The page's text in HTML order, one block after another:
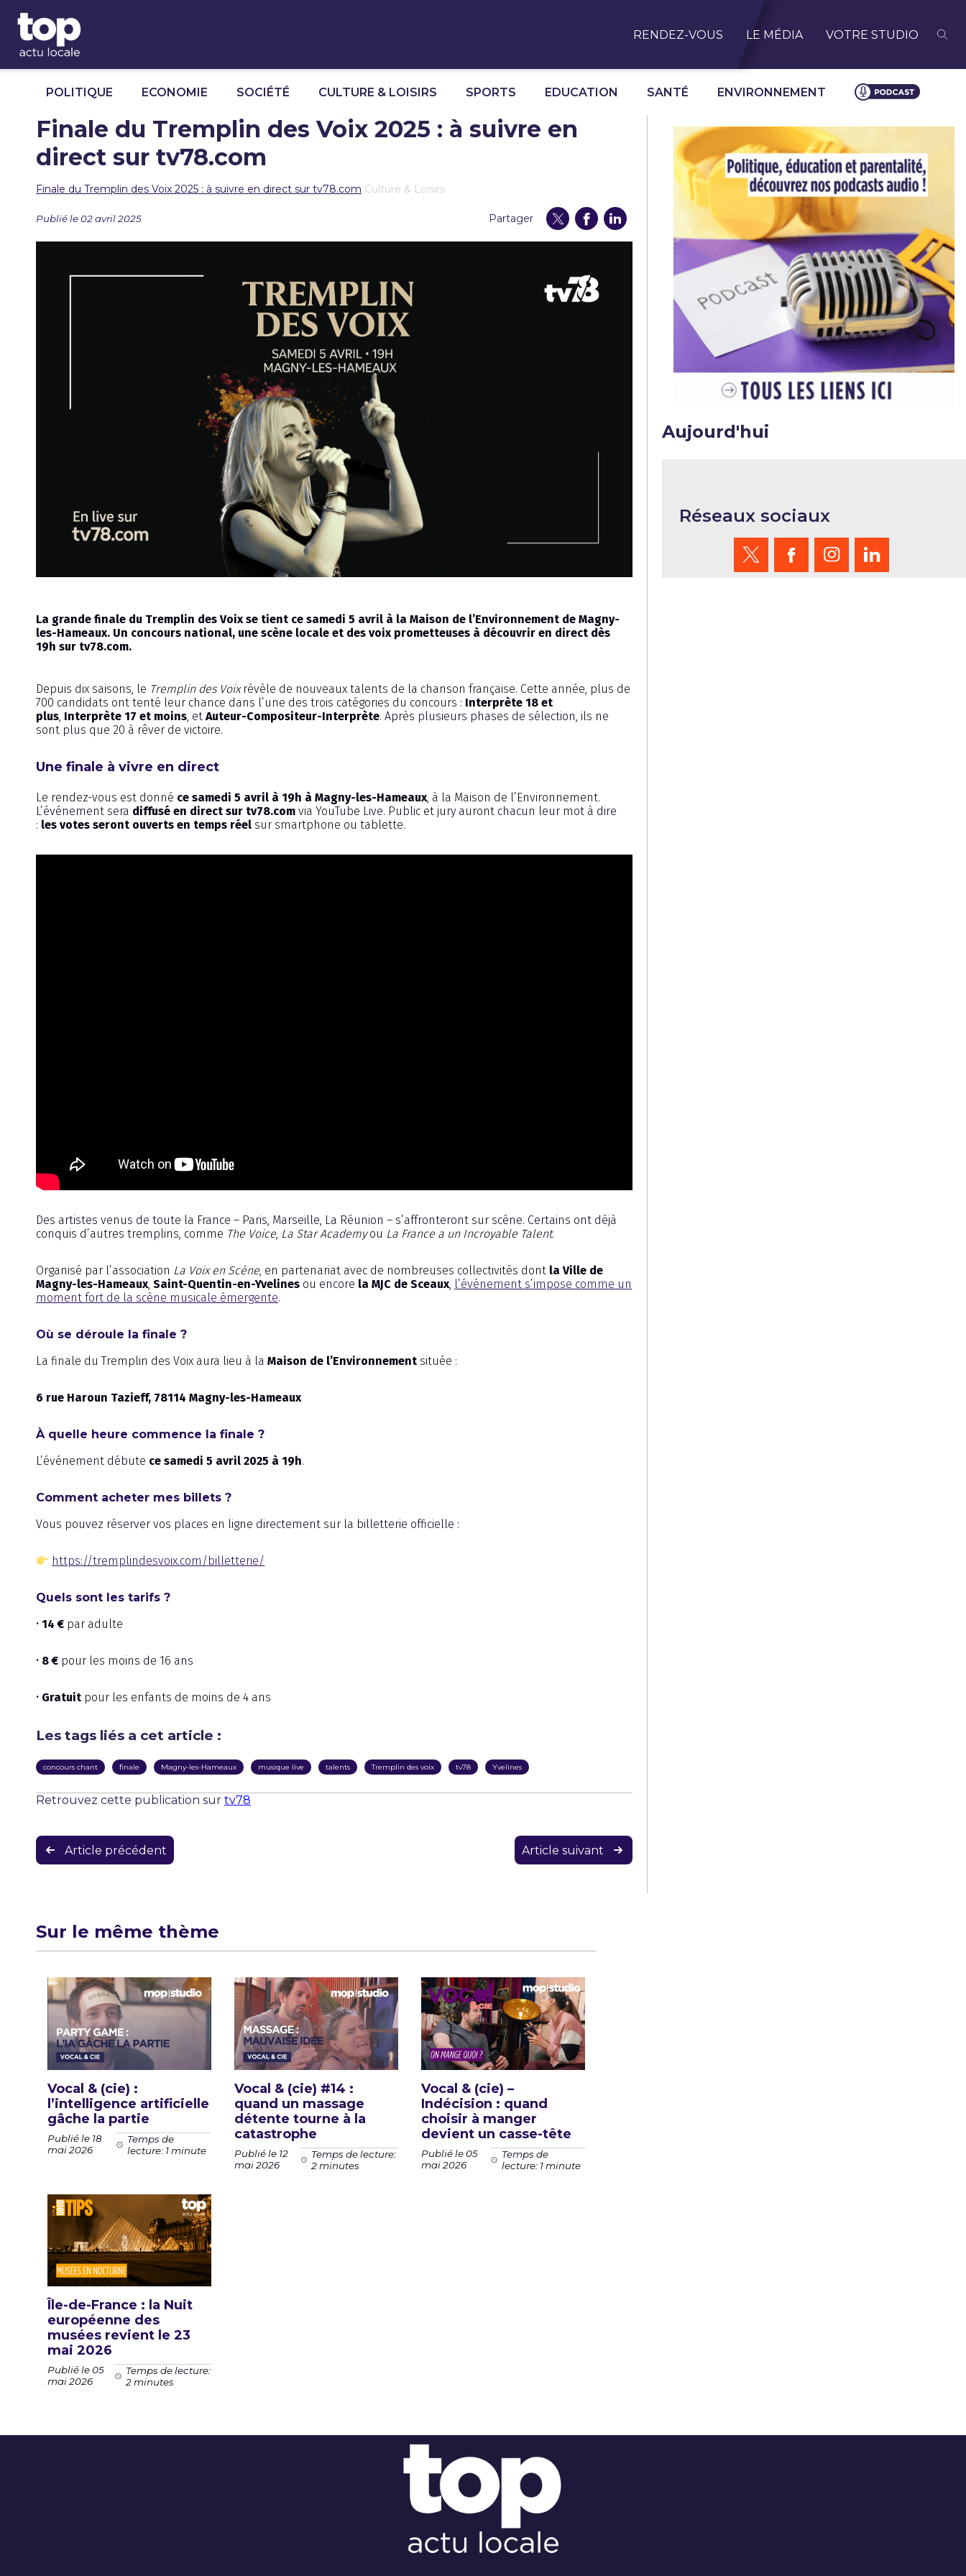
RENDEZ-VOUS LE MÉDIA VOTRE STUDIO
POLITIQUE ECONOMIE SOCIÉTÉ CULTURE & LOISIRS SPORTS EDUCATION SANTÉ ENVIRONNEMENT
Finale du Tremplin des Voix 2025 : à suivre en
direct sur tv78.com
Finale du Tremplin des Voix 2025 : à suivre en direct sur tv78.com Culture & Loisirs
Publié le 02 avril 2025 Partager
La grande finale du Tremplin des Voix se tient ce samedi 5 avril à la Maison de l’Environnement de Magny-
les-Hameaux. Un concours national, une scène locale et des voix prometteuses à découvrir en direct dès
19h sur tv78.com.
Depuis dix saisons, le Tremplin des Voixrévèle de nouveaux talents de la chanson française. Cette année, plus de
700 candidats ont tenté leur chance dans l’une des trois catégories du concours : Interprète 18 et
plus, Interprète 17 et moins, et Auteur-Compositeur-Interprète. Après plusieurs phases de sélection, ils ne
sont plus que 20 à rêver de victoire.
Une finale à vivre en direct
Le rendez-vous est donné ce samedi 5 avril à 19h à Magny-les-Hameaux, à la Maison de l’Environnement.
L’événement sera diffusé en direct sur tv78.com via YouTube Live. Public et jury auront chacun leur mot à dire
: les votes seront ouverts en temps réel sur smartphone ou tablette.
Des artistes venus de toute la France – Paris, Marseille, La Réunion – s’affronteront sur scène. Certains ont déjà
conquis d’autres tremplins, comme The Voice, La Star Academyou La France a un Incroyable Talent.
Organisé par l’association La Voix en Scène, en partenariat avec de nombreuses collectivités dont la Ville de
Magny-les-Hameaux, Saint-Quentin-en-Yvelines ou encore la MJC de Sceaux, l’événement s’impose comme un
moment fort de la scène musicale émergente.
Où se déroule la finale ?
La finale du Tremplin des Voix aura lieu à la Maison de l’Environnement située :
6 rue Haroun Tazieff, 78114 Magny-les-Hameaux
À quelle heure commence la finale ?
L’événement débute ce samedi 5 avril 2025 à 19h.
Comment acheter mes billets ?
Vous pouvez réserver vos places en ligne directement sur la billetterie officielle :
https://tremplindesvoix.com/billetterie/
Quels sont les tarifs ?
• 14 € par adulte
• 8 € pour les moins de 16 ans
• Gratuit pour les enfants de moins de 4 ans
Les tags liés a cet article :
concours chant finale Magny-les-Hameaux musique live talents Tremplin des voix tv78 Yvelines
Retrouvez cette publication sur tv78
Navigation
de
Article précédent Article suivant
Aujourd'hui
Réseaux sociaux
Sur le même thème
Vocal & (cie) :
l’intelligence artificielle
gâche la partie
Publié le 18
mai 2026
Temps de
lecture: 1 minute
Vocal & (cie) #14 :
quand un massage
détente tourne à la
catastrophe
Publié le 12
mai 2026
Temps de lecture:
2 minutes
Vocal & (cie) –
Indécision : quand
choisir à manger
devient un casse-tête
Publié le 05
mai 2026
Temps de
lecture: 1 minute
Île-de-France : la Nuit
européenne des
musées revient le 23
mai 2026
Publié le 05
mai 2026
Temps de lecture:
2 minutes